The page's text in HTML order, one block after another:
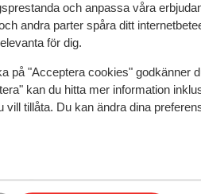
och anpassa våra
andra parter spåra ditt
för dig.
på "Acceptera cookies" godkänner
kan du hitta mer information
vill tillåta. Du kan ändra dina
6.4 Bra
Logement proche des
pour les personnes
passage très pentu et
pistes très simple de
Logement proche des
pour les personnes
passage très pentu et
pistes très simple de
Översätt till svenska